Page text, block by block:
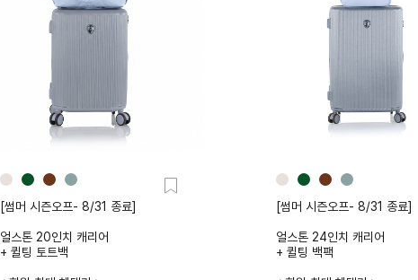
[썸머 시즌오프- 8/31 종료]
얼스톤 20인치 캐리어
+ 퀼팅 토트백
[썸머 시즌오프- 8/31 종료]
얼스톤 24인치 캐리어
+ 퀼팅 백팩